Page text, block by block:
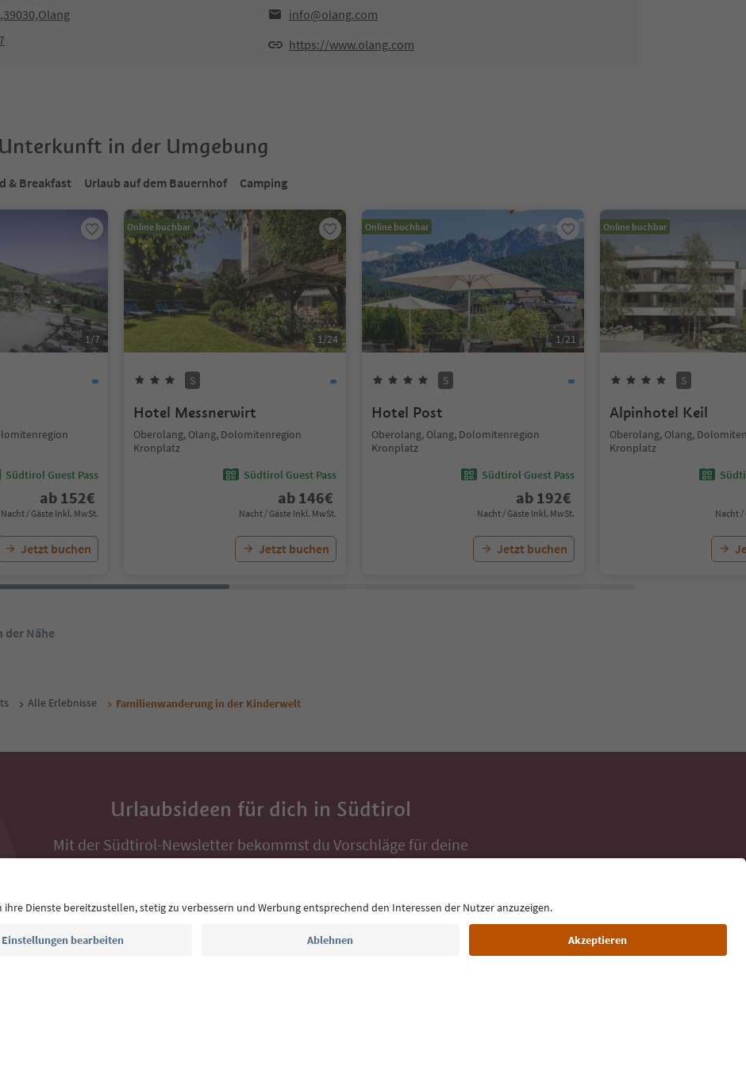
info@olang.com
https://www.olang.com
in der Umgebung
& Breakfast Urlaub auf dem Bauernhof Camping
1/7
Südtirol Guest Pass
ab 152€
Nacht / Gäste Inkl. MwSt.
Jetzt buchen
Online buchbar
1/24
S
Hotel Messnerwirt
Oberolang, Olang, Dolomitenregion
Kronplatz
Südtirol Guest Pass
ab 146€
Nacht / Gäste Inkl. MwSt.
Jetzt buchen
Online buchbar
1/21
S
Hotel Post
Oberolang, Olang, Dolomitenregion
Kronplatz
Südtirol Guest Pass
ab 192€
Nacht / Gäste Inkl. MwSt.
Jetzt buchen
Online buchbar
S
Alpinhotel Keil
Oberolang, Olang,
Kronplatz
Nacht /
der Nähe
Alle Erlebnisse Familienwanderung in der Kinderwelt
Urlaubsideen für dich in Südtirol
Mit der Südtirol-Newsletter bekommst du Vorschläge für deine
Auszeit, Veranstaltungs-Tipps und typische Rezepte direkt ins
E-Mail Adresse